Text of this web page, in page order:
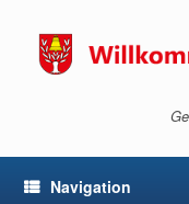
Navigation